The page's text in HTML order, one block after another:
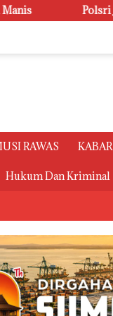
PORSENI XV,
RAWAS
Hukum Dan Kriminal